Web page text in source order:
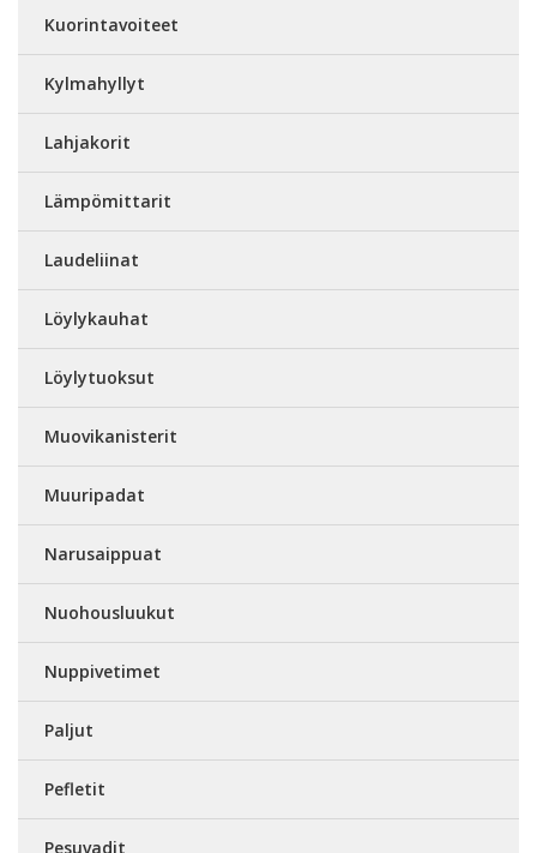
Kuorintavoiteet
Kylmahyllyt
Lahjakorit
Lämpömittarit
Laudeliinat
Löylykauhat
Löylytuoksut
Muovikanisterit
Muuripadat
Narusaippuat
Nuohousluukut
Nuppivetimet
Paljut
Pefletit
Pesuvadit